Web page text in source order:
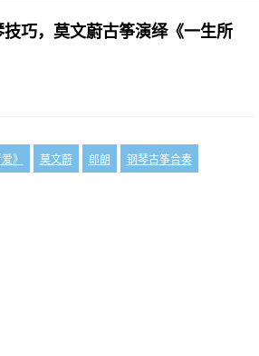
巧，莫文蔚古筝演绎《一生所
》 莫文蔚 郎朗 钢琴古筝合奏